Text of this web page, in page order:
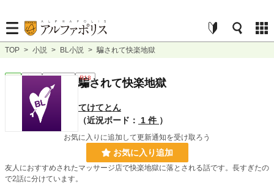
TOP > 小説 > BL小説 > 騙されて快楽地獄
完結 ｼｮｰﾄｼｮｰﾄ R18
騙されて快楽地獄
てけてとん
（近況ボード：
1 件 ）
お気に入りに追加して更新通知を受け取ろう
お気に入り追加
友人におすすめされたマッサージ店で快楽地獄に落とされる話です。長すぎたの
で2話に分けています。